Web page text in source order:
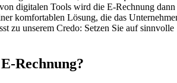
digitalen Tools wird die E-Rechnung dann
komfortablen Lösung, die das
zu unserem Credo: Setzen Sie auf sinnvolle
Rechnung?